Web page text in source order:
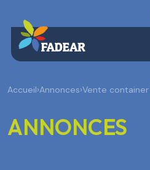
Accueil›Annonces›Vente container
ANNONCES